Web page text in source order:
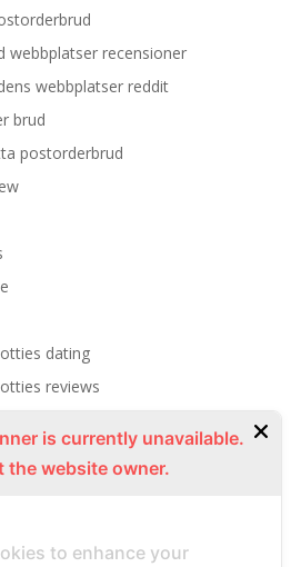
webbplatser recensioner
webbplatser reddit
brud
postorderbrud
dating
reviews
is currently unavailable.
the website owner.
to enhance your